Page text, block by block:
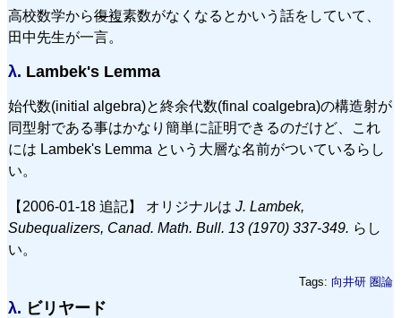
高校数学から復複素数がなくなるとかいう話をしていて、
田中先生が一言。
λ. Lambek's Lemma
始代数(initial algebra)と終余代数(final coalgebra)の構造射が
同型射である事はかなり簡単に証明できるのだけど、これ
には Lambek's Lemma という大層な名前がついているらし
い。
【2006-01-18 追記】 オリジナルは J. Lambek,
Subequalizers, Canad. Math. Bull. 13 (1970) 337-349. らし
い。
Tags: 向井研 圏論
λ. ビリヤード